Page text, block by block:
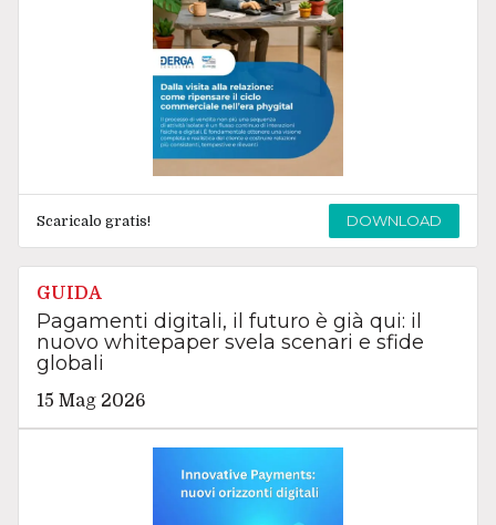
Scaricalo gratis! DOWNLOAD
GUIDA
Pagamenti digitali, il futuro è già qui: il
nuovo whitepaper svela scenari e sfide
globali
15 Mag 2026